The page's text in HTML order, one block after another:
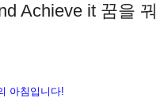
Achieve it 꿈을 꿔
아침입니다!